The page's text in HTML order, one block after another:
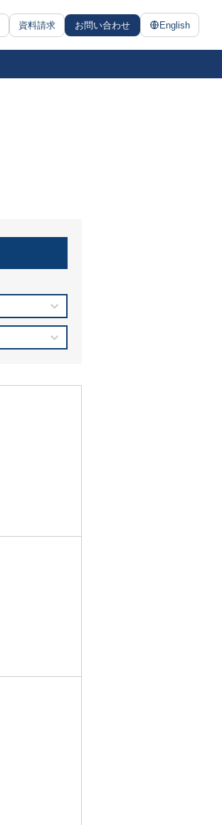
資料請求 お問い合わせ English